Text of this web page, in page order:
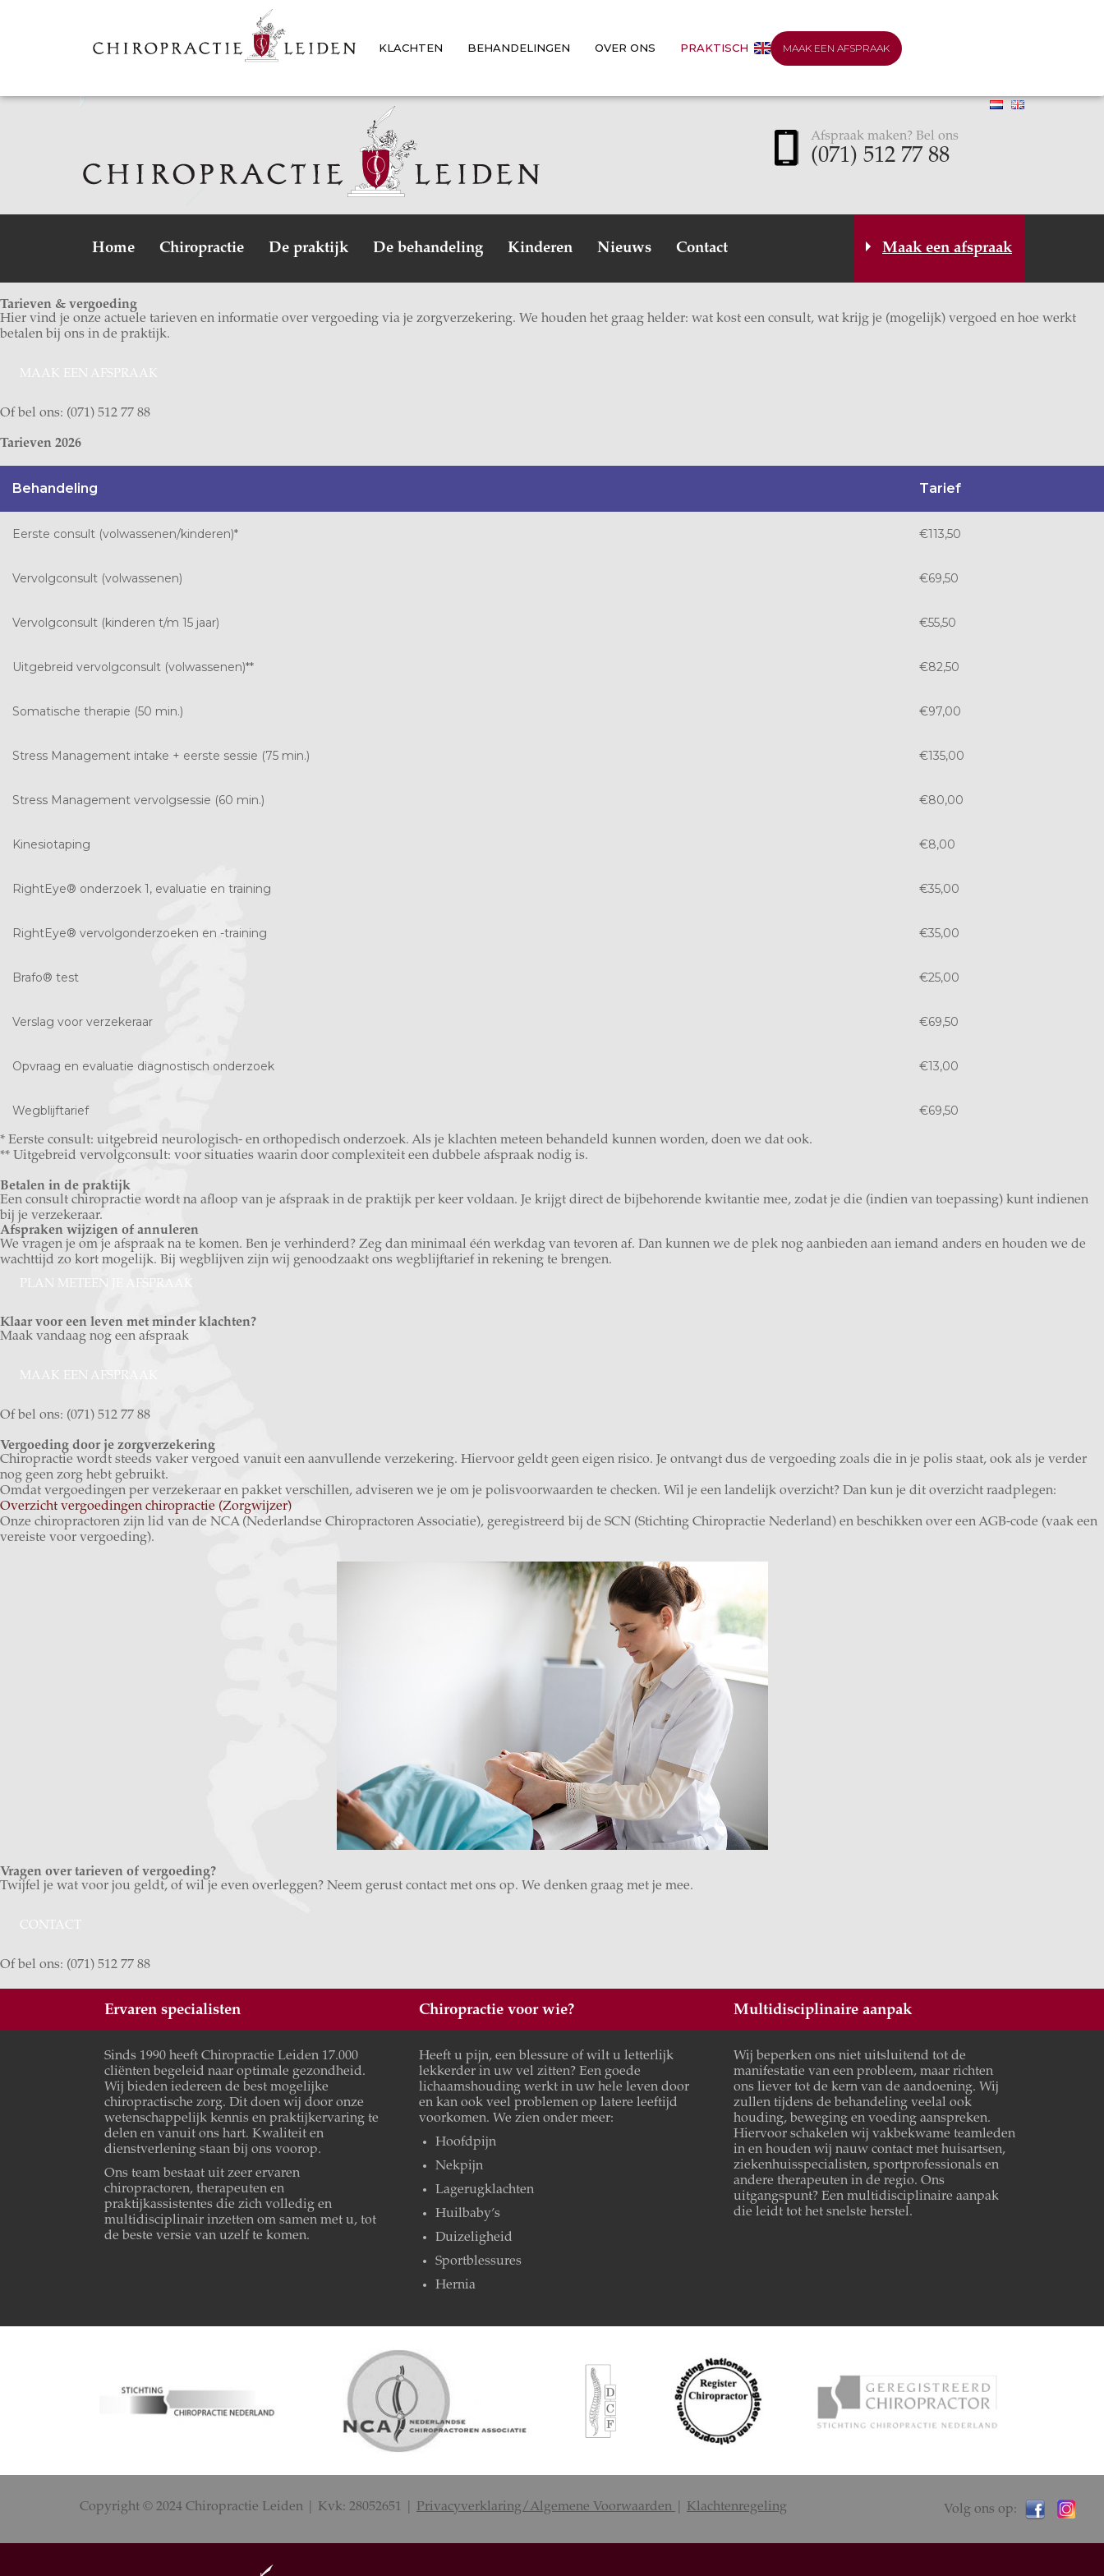
KLACHTEN BEHANDELINGEN OVER ONS PRAKTISCH MAAK EEN AFSPRAAK
Afspraak maken? Bel ons
(071) 512 77 88
Home Chiropractie De praktijk De behandeling Kinderen Nieuws Contact Maak een afspraak
Tarieven & vergoeding
Hier vind je onze actuele tarieven en informatie over vergoeding via je zorgverzekering. We houden het graag helder: wat kost een consult, wat krijg je (mogelijk) vergoed en hoe werkt
betalen bij ons in de praktijk.
MAAK EEN AFSPRAAK
Of bel ons: (071) 512 77 88
Tarieven 2026
Behandeling Tarief
Eerste consult (volwassenen/kinderen)* €113,50
Vervolgconsult (volwassenen) €69,50
Vervolgconsult (kinderen t/m 15 jaar) €55,50
Uitgebreid vervolgconsult (volwassenen)** €82,50
Somatische therapie (50 min.) €97,00
Stress Management intake + eerste sessie (75 min.) €135,00
Stress Management vervolgsessie (60 min.) €80,00
Kinesiotaping €8,00
RightEye® onderzoek 1, evaluatie en training €35,00
RightEye® vervolgonderzoeken en -training €35,00
Brafo® test €25,00
Verslag voor verzekeraar €69,50
Opvraag en evaluatie diagnostisch onderzoek €13,00
Wegblijftarief €69,50
* Eerste consult: uitgebreid neurologisch- en orthopedisch onderzoek. Als je klachten meteen behandeld kunnen worden, doen we dat ook.
** Uitgebreid vervolgconsult: voor situaties waarin door complexiteit een dubbele afspraak nodig is.
Betalen in de praktijk
Een consult chiropractie wordt na afloop van je afspraak in de praktijk per keer voldaan. Je krijgt direct de bijbehorende kwitantie mee, zodat je die (indien van toepassing) kunt indienen
bij je verzekeraar.
Afspraken wijzigen of annuleren
We vragen je om je afspraak na te komen. Ben je verhinderd? Zeg dan minimaal één werkdag van tevoren af. Dan kunnen we de plek nog aanbieden aan iemand anders en houden we de
wachttijd zo kort mogelijk. Bij wegblijven zijn wij genoodzaakt ons wegblijftarief in rekening te brengen.
PLAN METEEN JE AFSPRAAK
Klaar voor een leven met minder klachten?
Maak vandaag nog een afspraak
MAAK EEN AFSPRAAK
Of bel ons: (071) 512 77 88
Vergoeding door je zorgverzekering
Chiropractie wordt steeds vaker vergoed vanuit een aanvullende verzekering. Hiervoor geldt geen eigen risico. Je ontvangt dus de vergoeding zoals die in je polis staat, ook als je verder
nog geen zorg hebt gebruikt.
Omdat vergoedingen per verzekeraar en pakket verschillen, adviseren we je om je polisvoorwaarden te checken. Wil je een landelijk overzicht? Dan kun je dit overzicht raadplegen:
Overzicht vergoedingen chiropractie (Zorgwijzer)
Onze chiropractoren zijn lid van de NCA (Nederlandse Chiropractoren Associatie), geregistreerd bij de SCN (Stichting Chiropractie Nederland) en beschikken over een AGB-code (vaak een
vereiste voor vergoeding).
Vragen over tarieven of vergoeding?
Twijfel je wat voor jou geldt, of wil je even overleggen? Neem gerust contact met ons op. We denken graag met je mee.
CONTACT
Of bel ons: (071) 512 77 88
Ervaren specialisten
Sinds 1990 heeft Chiropractie Leiden 17.000
cliënten begeleid naar optimale gezondheid.
Wij bieden iedereen de best mogelijke
chiropractische zorg. Dit doen wij door onze
wetenschappelijk kennis en praktijkervaring te
delen en vanuit ons hart. Kwaliteit en
dienstverlening staan bij ons voorop.
Ons team bestaat uit zeer ervaren
chiropractoren, therapeuten en
praktijkassistentes die zich volledig en
multidisciplinair inzetten om samen met u, tot
de beste versie van uzelf te komen.
Chiropractie voor wie?
Heeft u pijn, een blessure of wilt u letterlijk
lekkerder in uw vel zitten? Een goede
lichaamshouding werkt in uw hele leven door
en kan ook veel problemen op latere leeftijd
voorkomen. We zien onder meer:
Hoofdpijn
Nekpijn
Lagerugklachten
Huilbaby’s
Duizeligheid
Sportblessures
Hernia
Multidisciplinaire aanpak
Wij beperken ons niet uitsluitend tot de
manifestatie van een probleem, maar richten
ons liever tot de kern van de aandoening. Wij
zullen tijdens de behandeling veelal ook
houding, beweging en voeding aanspreken.
Hiervoor schakelen wij vakbekwame teamleden
in en houden wij nauw contact met huisartsen,
ziekenhuisspecialisten, sportprofessionals en
andere therapeuten in de regio. Ons
uitgangspunt? Een multidisciplinaire aanpak
die leidt tot het snelste herstel.
Copyright © 2024 Chiropractie Leiden | Kvk: 28052651 | Privacyverklaring/Algemene Voorwaarden Klachtenregeling Volg ons op: